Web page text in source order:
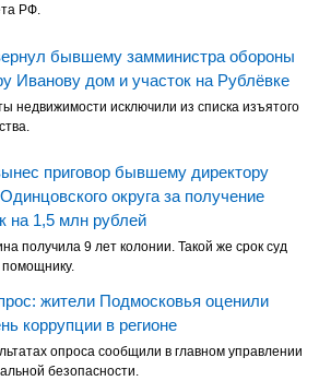
РФ.
бывшему замминистра обороны
Иванову дом и участок на Рублёвке
недвижимости исключили из списка изъятого
приговор бывшему директору
округа за получение
на 1,5 млн рублей
получила 9 лет колонии. Такой же срок суд
жители Подмосковья оценили
коррупции в регионе
опроса сообщили в главном управлении
безопасности.